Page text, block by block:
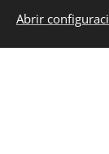
Enlaces
Abrir